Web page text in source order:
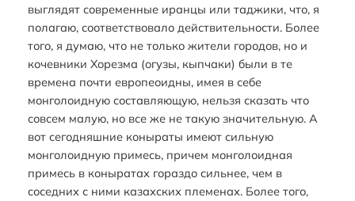
выглядят современные иранцы или таджики, что, я
полагаю, соответствовало действительности. Более
того, я думаю, что не только жители городов, но и
кочевники Хорезма (огузы, кыпчаки) были в те
времена почти европеоидны, имея в себе
монголоидную составляющую, нельзя сказать что
совсем малую, но все же не такую значительную. А
вот сегодняшние коныраты имеют сильную
монголоидную примесь, причем монголоидная
примесь в коныратах гораздо сильнее, чем в
соседних с ними казахских племенах. Более того,